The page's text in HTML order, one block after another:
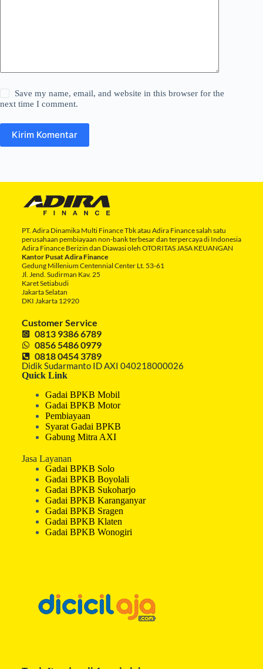
Save my name, email, and website in this browser for the
next time I comment.
Kirim Komentar
PT. Adira Dinamika Multi Finance Tbk atau Adira Finance salah satu
perusahaan pembiayaan non-bank terbesar dan terpercaya di Indonesia
Adira Finance Berizin dan Diawasi oleh OTORITAS JASA KEUANGAN
Kantor Pusat Adira Finance
Gedung Millenium Centennial Center Lt. 53-61
Jl. Jend. Sudirman Kav. 25
Karet Setiabudi
Jakarta Selatan
DKI Jakarta 12920
Customer Service
0813 9386 6789
0856 5486 0979
0818 0454 3789
Didik Sudarmanto ID AXI 040218000026
Quick Link
Gadai BPKB Mobil
Gadai BPKB Motor
Pembiayaan
Syarat Gadai BPKB
Gabung Mitra AXI
Jasa Layanan
Gadai BPKB Solo
Gadai BPKB Boyolali
Gadai BPKB Sukoharjo
Gadai BPKB Karanganyar
Gadai BPKB Sragen
Gadai BPKB Klaten
Gadai BPKB Wonogiri